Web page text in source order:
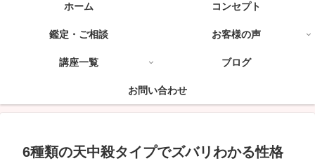
ホーム コンセプト
鑑定・ご相談 お客様の声
講座一覧 ブログ
お問い合わせ
6種類の天中殺タイプでズバリわかる性格